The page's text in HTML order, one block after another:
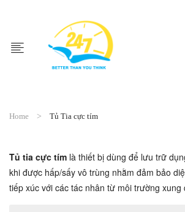
Home Tủ Tia cực tím
Tủ tia cực tím là thiết bị dùng để lưu trữ
khi được hấp/sấy vô trùng nhằm đảm bảo
tiếp xúc với các tác nhân từ môi trường xung